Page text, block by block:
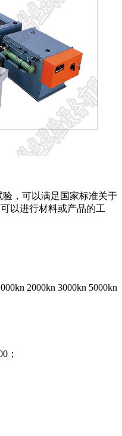
，可以满足国家标准关于
以进行材料或产品的工
2000kn 3000kn 5000kn
；